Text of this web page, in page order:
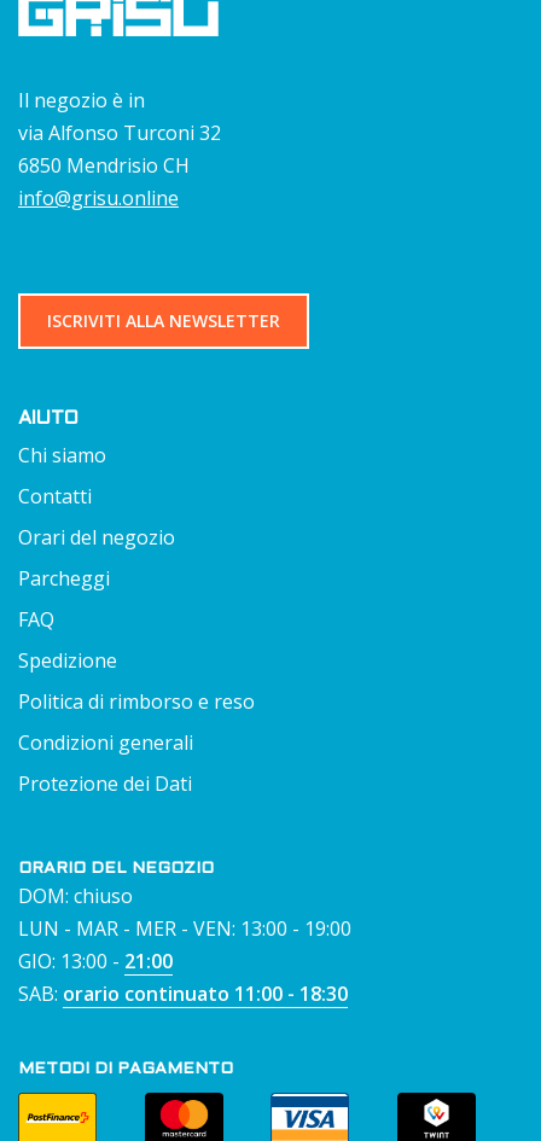
Il negozio è in
via Alfonso Turconi 32
6850 Mendrisio CH
info@grisu.online
ISCRIVITI ALLA NEWSLETTER
AIUTO
Chi siamo
Contatti
Orari del negozio
Parcheggi
FAQ
Spedizione
Politica di rimborso e reso
Condizioni generali
Protezione dei Dati
ORARIO DEL NEGOZIO
DOM: chiuso
LUN - MAR - MER - VEN: 13:00 - 19:00
GIO: 13:00 - 21:00
SAB: orario continuato 11:00 - 18:30
METODI DI PAGAMENTO